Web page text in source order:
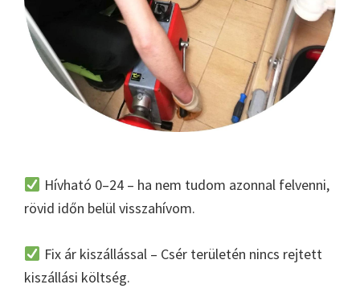
Hívható 0–24 – ha nem tudom azonnal felvenni,
rövid időn belül visszahívom.
Fix ár kiszállással – Csér területén nincs rejtett
kiszállási költség.